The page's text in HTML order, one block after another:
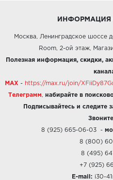
ИНФОРМАЦИЯ
Москва, Ленинградское шоссе
Room, 2-ой этаж,
Полезная информация, скидки,
MAX - https://max.ru/join/
Телеграмм набирайте в
Подписывайтесь и следите
8 (925) 665-06-03-
8 (800)
8 (495)
+7 (925)
E-mail: i30-